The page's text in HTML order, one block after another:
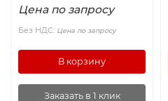
Вакуумные компоненты
Станочные приспособления
Цена по запросу
Без НДС: Цена по запросу
В корзину
Заказать в 1 клик